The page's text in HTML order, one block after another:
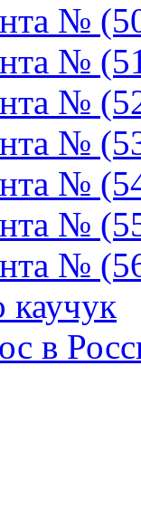
№
№
№
№
№
№
№
каучук
в